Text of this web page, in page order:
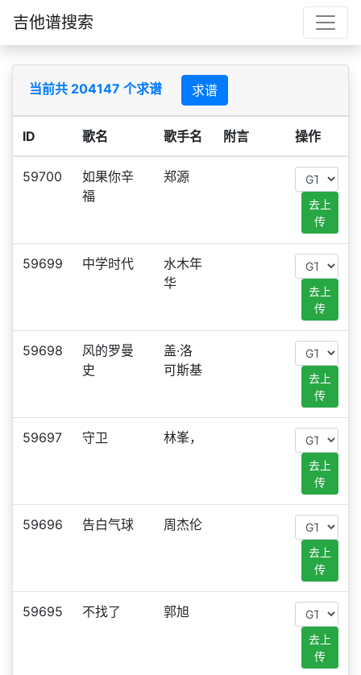
吉他谱搜索
当前共 204147 个求谱 求谱
ID 歌名 歌手名 附言 操作
59700
如果你辛
福
郑源
去上
传
59699 中学时代
水木年
华
去上
传
59698
风的罗曼
史
盖·洛
可斯基
去上
传
59697 守卫 林峯，
去上
传
59696 告白气球 周杰伦
去上
传
59695 不找了 郭旭
去上
传